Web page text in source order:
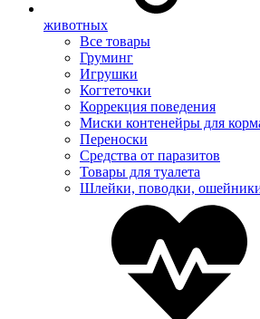
животных
Все товары
Груминг
Игрушки
Когтеточки
Коррекция поведения
Миски контенейры для
Переноски
Средства от паразитов
Товары для туалета
Шлейки, поводки,